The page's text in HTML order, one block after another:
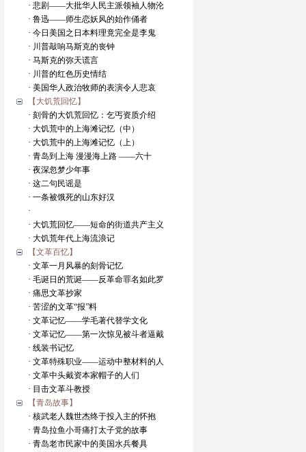
· 悲剧——大批华人民主派领袖人物沦
· 鲁迅——师生恋妖风的始作俑者
· 今日美国之日本料理竟完全是李鬼
· 川普敲响马斯克的丧钟
· 马斯克的弥天谎言
· 川普的红色历史情结
· 美国华人政治牧师的表演令人悲哀
【大饥荒回忆】
· 刻骨的大饥荒回忆：乞丐资质介绍
· 大饥荒中的上海滩记忆（中）
· 大饥荒中的上海滩记忆（上）
· 青岛到上海 漫漫海上路 ——六十
· 夜深忽梦少年事
· 这二句民谣是
· 一条被饿死的山东好汉
·
· 大饥荒回忆——短命的街道共产主义
· 大饥荒年代上海流浪记
【文革百忆】
· 文革一月风暴的刻骨记忆
· 毛诞日的荒诞——反革命罪名如此罗
· 痛思文革抄家
· 苦涩的文革“报”料
· 文革记忆——学毛著代替学文化
· 文革记忆——第一次惊见被斗者逼戴
· 线装书记忆
· 文革特殊职业——运动中整材料的人
· 文革中头戴资本家帽子的人们
· 目击文革斗教授
【青岛故事】
· 核武老人魏世杰终于投入主的怀抱
· 青岛拉鱼小哥痛打太子党的故事
· 青岛老市民家中的美国水兵餐具